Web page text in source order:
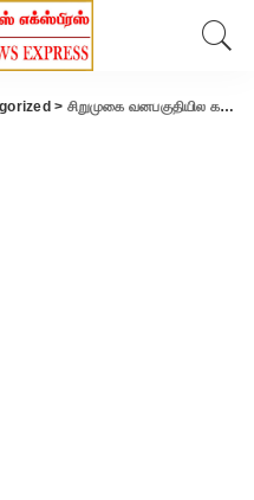
> சிறுமுகை வனபகுதியில கருச்சிதைவால் பெண் யானை பரிதாபமாக உயிரிழப்பு.!!